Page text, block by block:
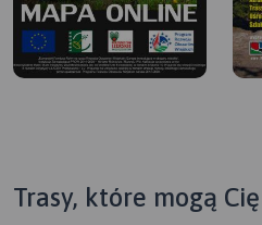
Trasy, które mogą